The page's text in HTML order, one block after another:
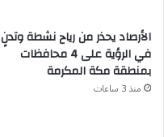
الأرصاد يحذر من رياح نشطة وتدنٍ
في الرؤية على 4 محافظات
بمنطقة مكة المكرمة
منذ 3 ساعات